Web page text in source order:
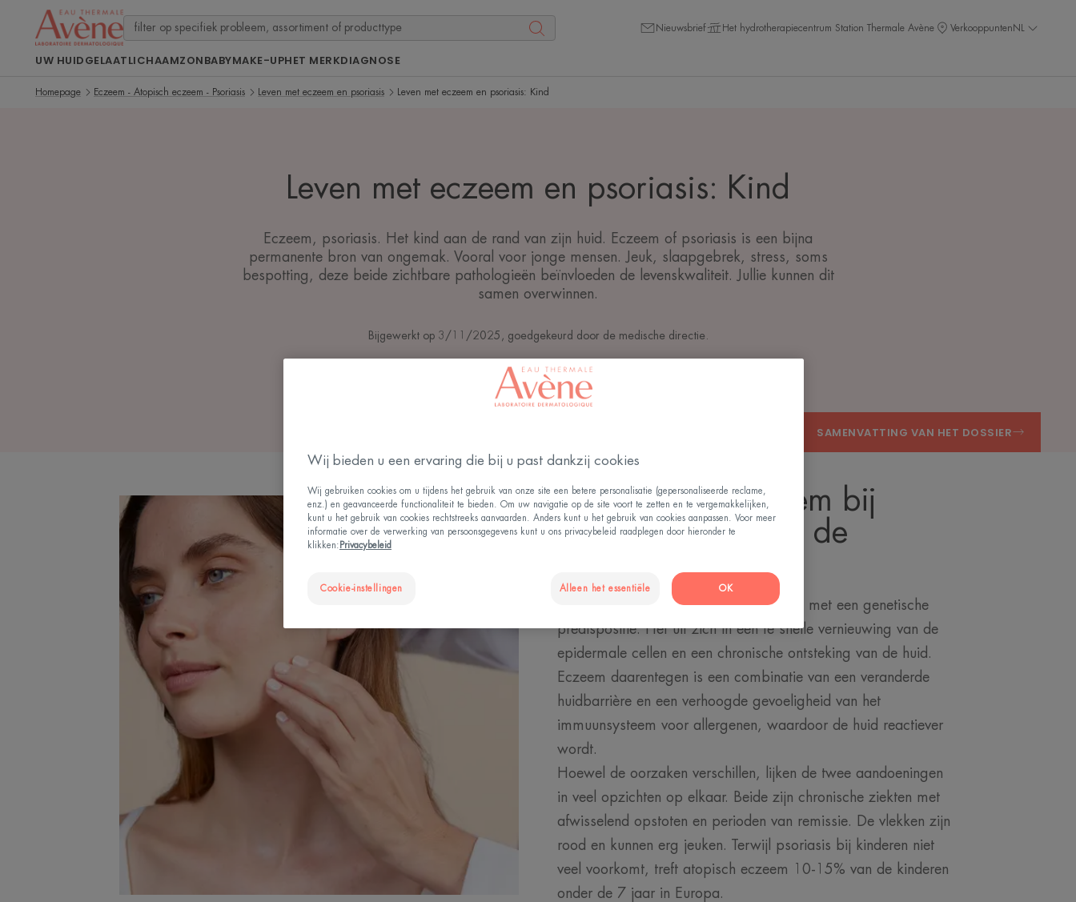
Nieuwsbrief Het hydrotherapiecentrum Station Thermale Avène Verkooppunten NL
UW HUIDGELAATLICHAAMZONBABYMAKE-UPHET MERKDIAGNOSE
Homepage Eczeem - Atopisch eczeem - Psoriasis Leven met eczeem en psoriasis Leven met eczeem en psoriasis: Kind
Leven met eczeem en psoriasis: Kind
Eczeem, psoriasis. Het kind aan de rand van zijn huid. Eczeem of psoriasis is een bijna
permanente bron van ongemak. Vooral voor jonge mensen. Jeuk, slaapgebrek, stress, soms
bespotting, deze beide zichtbare pathologieën beïnvloeden de levenskwaliteit. Jullie kunnen dit
samen overwinnen.
Bijgewerkt op 3/11/2025 , goedgekeurd door de medische directie
Leven met eczeem en psoriasis
SAMENVATTING VAN HET DOSSIER
Psoriasis en eczeem bij
kinderen: wat zijn de
verschillen?
Psoriasis komt meestal voor bij mensen met een genetische
predispositie. Het uit zich in een te snelle vernieuwing van de
epidermale cellen en een chronische ontsteking van de huid.
Eczeem daarentegen is een combinatie van een veranderde
huidbarrière en een verhoogde gevoeligheid van het
immuunsysteem voor allergenen, waardoor de huid reactiever
wordt.
Hoewel de oorzaken verschillen, lijken de twee aandoeningen
in veel opzichten op elkaar. Beide zijn chronische ziekten met
afwisselend opstoten en perioden van remissie. De vlekken zijn
rood en kunnen erg jeuken. Terwijl psoriasis bij kinderen niet
veel voorkomt, treft atopisch eczeem 10-15% van de kinderen
onder de 7 jaar in Europa.
Wij bieden u een ervaring die bij u past dankzij cookies
Wij gebruiken cookies om u tijdens het gebruik van onze site een betere personalisatie (gepersonaliseerde reclame,
enz.) en geavanceerde functionaliteit te bieden. Om uw navigatie op de site voort te zetten en te vergemakkelijken,
kunt u het gebruik van cookies rechtstreeks aanvaarden. Anders kunt u het gebruik van cookies aanpassen. Voor meer
informatie over de verwerking van persoonsgegevens kunt u ons privacybeleid raadplegen door hieronder te
klikken: Privacybeleid
Cookie-instellingen Alleen het essentiële OK